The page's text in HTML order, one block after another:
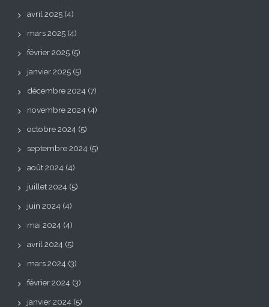
avril 2025 (4)
mars 2025 (4)
février 2025 (5)
janvier 2025 (5)
décembre 2024 (7)
novembre 2024 (4)
octobre 2024 (5)
septembre 2024 (5)
août 2024 (4)
juillet 2024 (5)
juin 2024 (4)
mai 2024 (4)
avril 2024 (5)
mars 2024 (3)
février 2024 (3)
janvier 2024 (5)